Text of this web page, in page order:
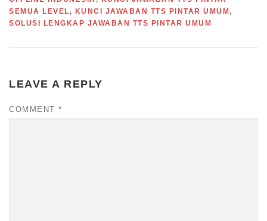
SEMUA LEVEL , KUNCI JAWABAN TTS PINTAR UMUM ,
SOLUSI LENGKAP JAWABAN TTS PINTAR UMUM
LEAVE A REPLY
COMMENT *